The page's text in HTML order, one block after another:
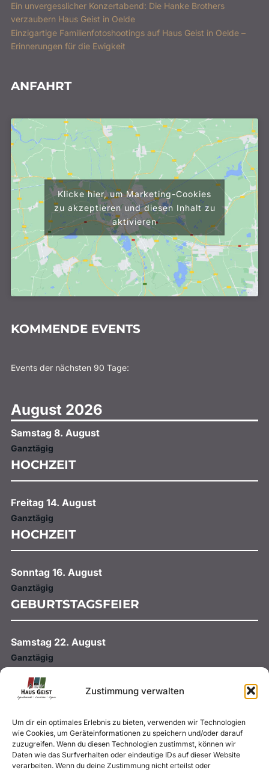
Zustimmung verwalten
Um dir ein optimales Erlebnis zu bieten, verwenden wir Technologien
wie Cookies, um Geräteinformationen zu speichern und/oder darauf
zuzugreifen. Wenn du diesen Technologien zustimmst, können wir
Daten wie das Surfverhalten oder eindeutige IDs auf dieser Website
verarbeiten. Wenn du deine Zustimmung nicht erteilst oder
Ein unvergesslicher Konzertabend: Die Hanke Brothers
verzaubern Haus Geist in Oelde
Einzigartige Familienfotoshootings auf Haus Geist in Oelde –
Erinnerungen für die Ewigkeit
ANFAHRT
Klicke hier, um Marketing-Cookies
zu akzeptieren und diesen Inhalt zu
aktivieren
KOMMENDE EVENTS
Events der nächsten 90 Tage:
August 2026
Samstag 8. August
Ganztägig
HOCHZEIT
Freitag 14. August
Ganztägig
HOCHZEIT
Sonntag 16. August
Ganztägig
GEBURTSTAGSFEIER
Samstag 22. August
Ganztägig
HOCHZEIT
Ganztägig
HOCHZEIT